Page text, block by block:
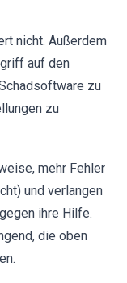
nicht. Außerdem
auf den
zu
zu
mehr Fehler
und verlangen
ihre Hilfe.
die oben